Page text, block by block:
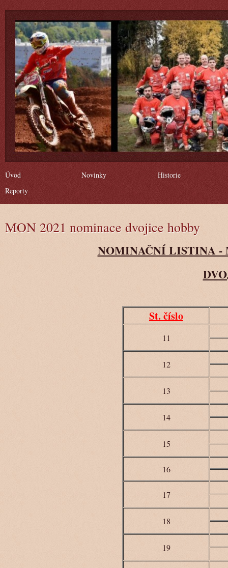
Úvod Novinky
Historie
Reporty
MON 2021 nominace dvojice hobby
NOMINAČNÍ LISTINA -
St. číslo
11
12
13
14
15
16
17
18
19